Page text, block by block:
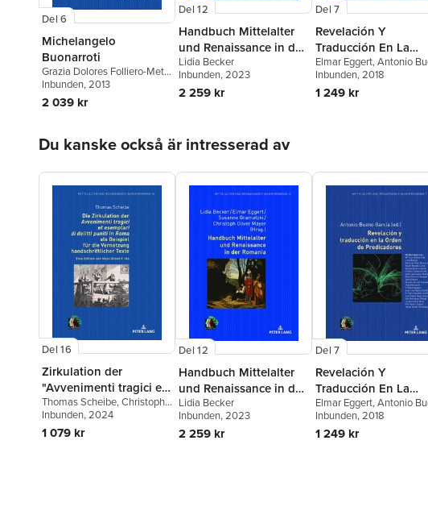
Del 6
Michelangelo
Buonarroti
Grazia Dolores Folliero-Metz,
Susanne Gramatzki
Inbunden, 2013
2 039 kr
Del 12
Handbuch Mittelalter
und Renaissance in der
Romania
Lidia Becker
Inbunden, 2023
2 259 kr
Del 7
Revelación Y
Traducción En La
Orden de
Elmar Eggert,Antonio
García
Inbunden, 2018
1 249 kr
Du kanske också är intresserad av
Del 16
Zirkulation der
"Avvenimenti tragici et
esemplari di delitti
puniti in Roma" als
Beispiel fuer die
Thomas Scheibe,Christoph
Oliver Mayer
Inbunden, 2024
1 079 kr
Del 12
Handbuch Mittelalter
und Renaissance in der
Romania
Lidia Becker
Inbunden, 2023
2 259 kr
Del 7
Revelación Y
Traducción En La
Orden de
Elmar Eggert,Antonio
García
Inbunden, 2018
1 249 kr